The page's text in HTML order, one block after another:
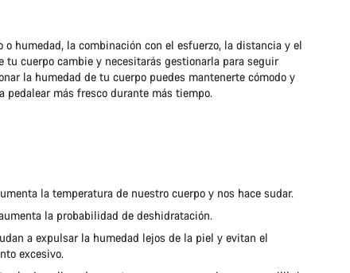
humedad, la combinación con el esfuerzo, la distancia y el
tu cuerpo cambie y necesitarás gestionarla para seguir
la humedad de tu cuerpo puedes mantenerte cómodo y
más fresco durante más tiempo.
la temperatura de nuestro cuerpo y nos hace sudar.
la probabilidad de deshidratación.
a expulsar la humedad lejos de la piel y evitan el
excesivo.